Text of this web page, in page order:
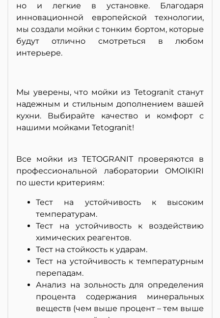
но и легкие в установке. Благодаря
инновационной европейской технологии,
мы создали мойки с тонким бортом, которые
будут отлично смотреться в любом
интерьере.
Мы уверены, что мойки из Tetogranit станут
надежным и стильным дополнением вашей
кухни. Выбирайте качество и комфорт с
нашими мойками Tetogranit!
Все мойки из TETOGRANIT проверяются в
профессиональной лаборатории OMOIKIRI
по шести критериям:
Тест на устойчивость к высоким
температурам.
Тест на устойчивость к воздействию
химических реагентов.
Тест на стойкость к ударам.
Тест на устойчивость к температурным
перепадам.
Анализ на зольность для определения
процента содержания минеральных
веществ (чем выше процент – тем выше